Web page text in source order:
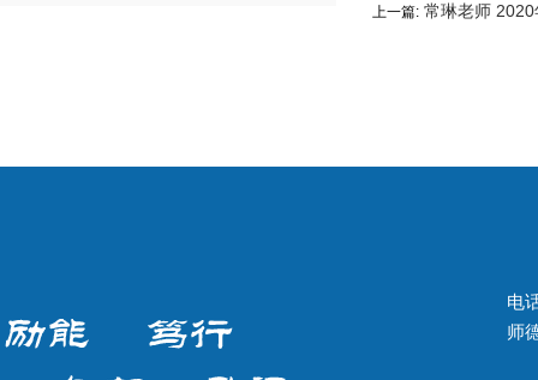
上一篇: 常琳老师
电
师